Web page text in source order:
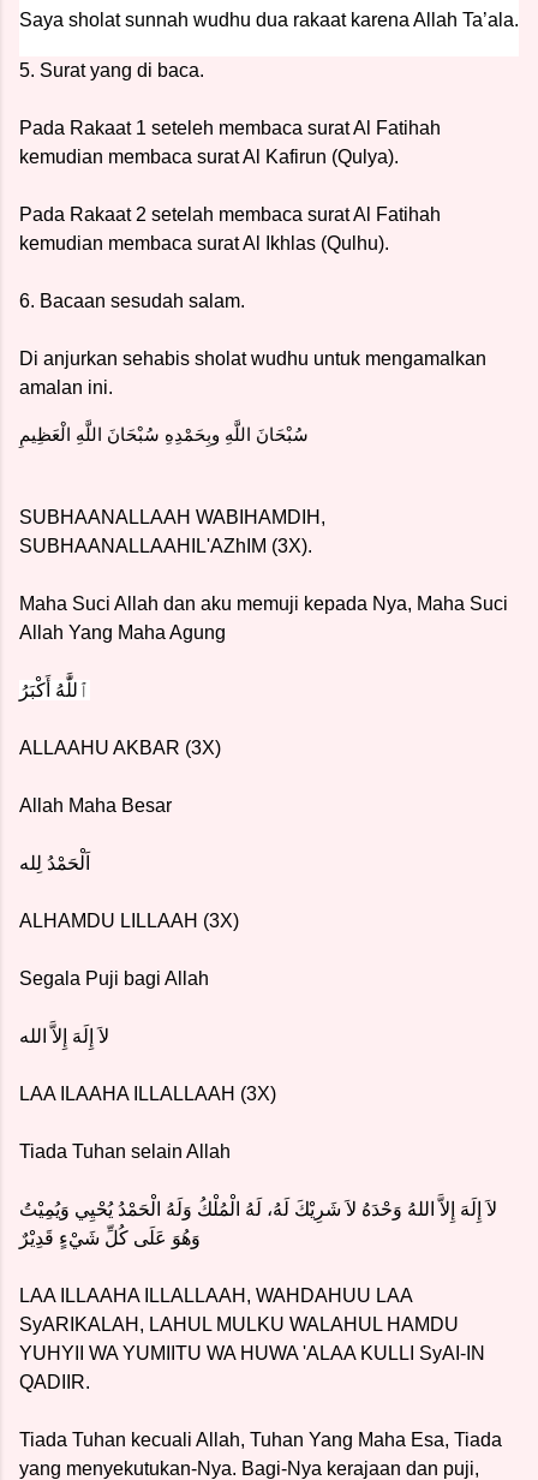
Saya sholat sunnah wudhu dua rakaat karena Allah Ta’ala.
5. Surat yang di baca.
Pada Rakaat 1 seteleh membaca surat Al Fatihah
kemudian membaca surat Al Kafirun (Qulya).
Pada Rakaat 2 setelah membaca surat Al Fatihah
kemudian membaca surat Al Ikhlas (Qulhu).
6. Bacaan sesudah salam.
Di anjurkan sehabis sholat wudhu untuk mengamalkan
amalan ini.
سُبْحَانَ اللَّهِ وبِحَمْدِهِ سُبْحَانَ اللَّهِ الْعَظِيمِ
SUBHAANALLAAH WABIHAMDIH,
SUBHAANALLAAHIL'AZhIM (3X).
Maha Suci Allah dan aku memuji kepada Nya, Maha Suci
Allah Yang Maha Agung
ٱللَّٰهُ أَكْبَرُ
ALLAAHU AKBAR (3X)
Allah Maha Besar
اَلْحَمْدُ لِله
ALHAMDU LILLAAH (3X)
Segala Puji bagi Allah
لاَ إِلَهَ إِلاَّ الله
LAA ILAAHA ILLALLAAH (3X)
Tiada Tuhan selain Allah
لاَ إِلَهَ إِلاَّ اللهُ وَحْدَهُ لاَ شَرِيْكَ لَهُ، لَهُ الْمُلْكُ وَلَهُ الْحَمْدُ يُحْيِي وَيُمِيْتُ
وَهُوَ عَلَى كُلِّ شَيْءٍ قَدِيْرٌ
LAA ILLAAHA ILLALLAAH, WAHDAHUU LAA
SyARIKALAH, LAHUL MULKU WALAHUL HAMDU
YUHYII WA YUMIITU WA HUWA 'ALAA KULLI SyAI-IN
QADIIR.
Tiada Tuhan kecuali Allah, Tuhan Yang Maha Esa, Tiada
yang menyekutukan-Nya. Bagi-Nya kerajaan dan puji,